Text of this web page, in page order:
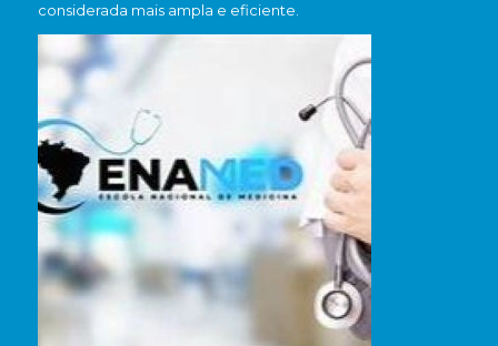
considerada mais ampla e eficiente.